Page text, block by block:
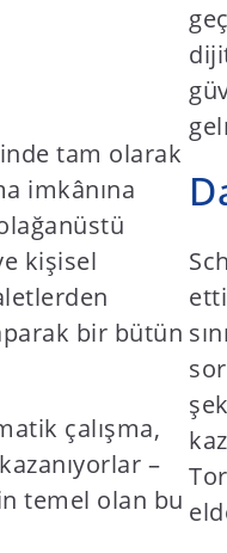
tam olarak
imkânına
kişisel
bir bütün
çalışma,
–
temel olan bu